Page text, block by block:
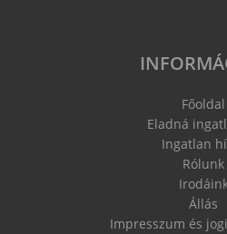
Főoldal
Eladná
Ingatlan
Rólunk
Állás
Impresszum és